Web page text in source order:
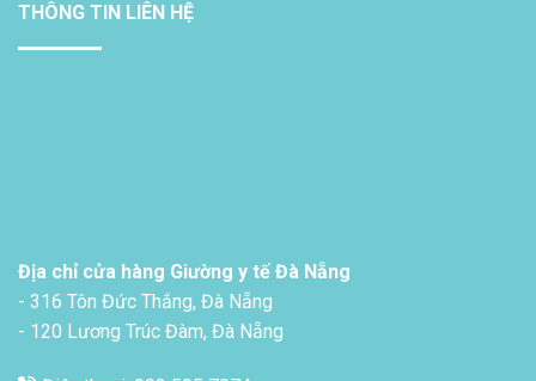
THÔNG TIN LIÊN HỆ
Địa chỉ cửa hàng Giường y tế Đà Nẵng
- 316 Tôn Đức Thắng, Đà Nẵng
- 120 Lương Trúc Đàm, Đà Nẵng